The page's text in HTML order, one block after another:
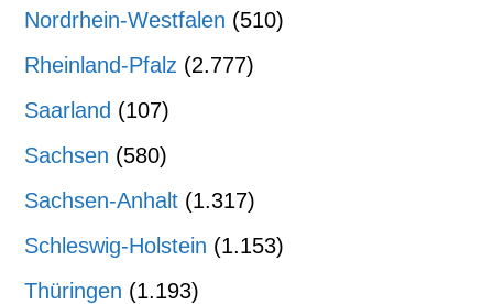
Nordrhein-Westfalen (510)
Rheinland-Pfalz (2.777)
Saarland (107)
Sachsen (580)
Sachsen-Anhalt (1.317)
Schleswig-Holstein (1.153)
Thüringen (1.193)